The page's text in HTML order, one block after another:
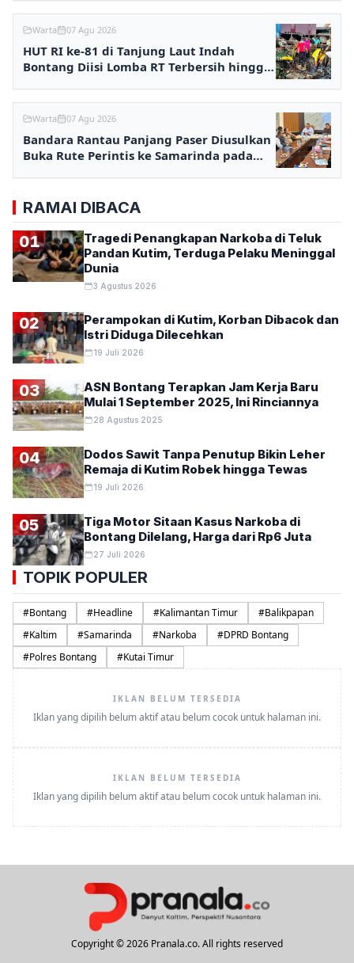
Warta 07 Agu 2026
HUT RI ke-81 di Tanjung Laut Indah
Bontang Diisi Lomba RT Terbersih hingga
Warta 07 Agu 2026
Bandara Rantau Panjang Paser Diusulkan
Buka Rute Perintis ke Samarinda pada
RAMAI DIBACA
01
Tragedi Penangkapan Narkoba di Teluk
Pandan Kutim, Terduga Pelaku Meninggal
Dunia
3 Agustus 2026
02
Perampokan di Kutim, Korban Dibacok dan
Istri Diduga Dilecehkan
19 Juli 2026
03
ASN Bontang Terapkan Jam Kerja Baru
Mulai 1 September 2025, Ini Rinciannya
28 Agustus 2025
04
Dodos Sawit Tanpa Penutup Bikin Leher
Remaja di Kutim Robek hingga Tewas
19 Juli 2026
05
Tiga Motor Sitaan Kasus Narkoba di
Bontang Dilelang, Harga dari Rp6 Juta
27 Juli 2026
TOPIK POPULER
#Bontang #Headline #Kalimantan Timur #Balikpapan
#Kaltim #Samarinda #Narkoba #DPRD Bontang
#Polres Bontang #Kutai Timur
IKLAN BELUM TERSEDIA
Iklan yang dipilih belum aktif atau belum cocok untuk halaman ini.
IKLAN BELUM TERSEDIA
Iklan yang dipilih belum aktif atau belum cocok untuk halaman ini.
Copyright © 2026 Pranala.co. All rights reserved